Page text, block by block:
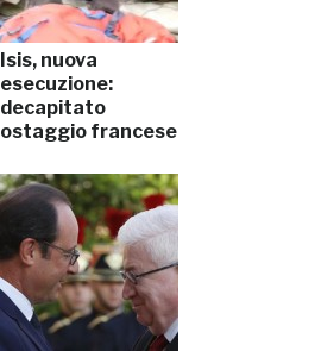
Isis, nuova
esecuzione:
decapitato
ostaggio francese